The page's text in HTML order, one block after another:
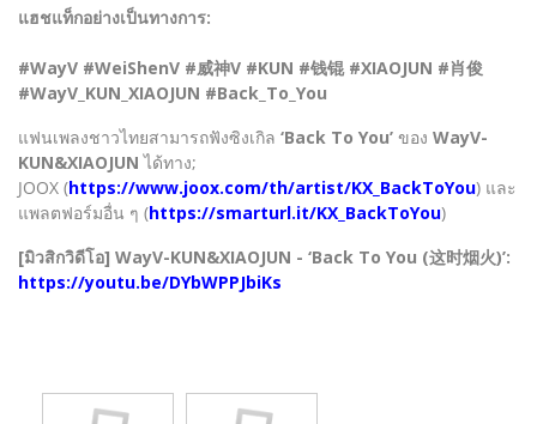
แฮชแท็กอย่างเป็นทางการ:
#WayV #WeiShenV #威神V #KUN #钱锟 #XIAOJUN #肖俊
#WayV_KUN_XIAOJUN #Back_To_You
แฟนเพลงชาวไทยสามารถฟังซิงเกิล ‘Back To You’ ของ WayV-
KUN&XIAOJUN ได้ทาง;
JOOX (https://www.joox.com/th/artist/KX_BackToYou) และ
แพลตฟอร์มอื่น ๆ (https://smarturl.it/KX_BackToYou)
[มิวสิกวิดีโอ] WayV-KUN&XIAOJUN - ‘Back To You (这时烟火)’:
https://youtu.be/DYbWPPJbiKs